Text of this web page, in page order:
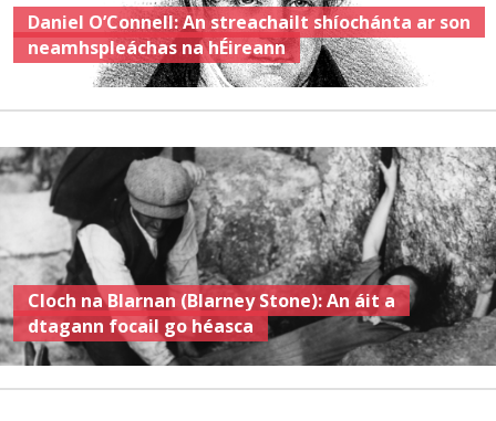
Daniel O’Connell: An streachailt shíochánta ar son
neamhspleáchas na hÉireann
Cloch na Blarnan (Blarney Stone): An áit a
dtagann focail go héasca